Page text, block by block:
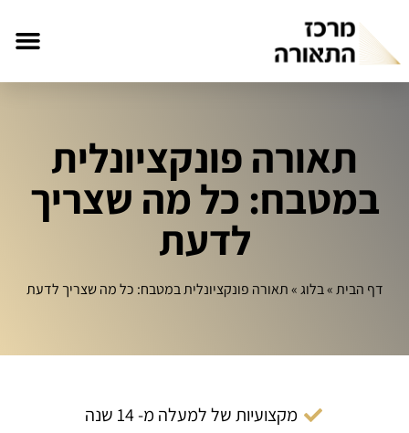
תאורה פונקציונלית
במטבח: כל מה שצריך
לדעת
דף הבית»בלוג»תאורה פונקציונלית במטבח: כל מה שצריך לדעת
מקצועיות של למעלה מ- 14 שנה